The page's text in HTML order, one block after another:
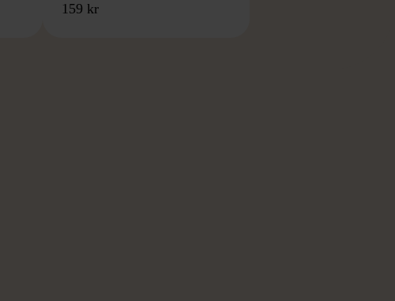
159 kr